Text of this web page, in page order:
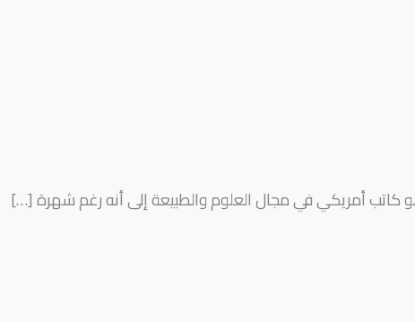
كاتب أمريكي في مجال العلوم والطبيعة إلى أنه رغم شهرة[…]